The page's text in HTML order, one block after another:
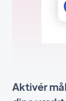
Aktivér